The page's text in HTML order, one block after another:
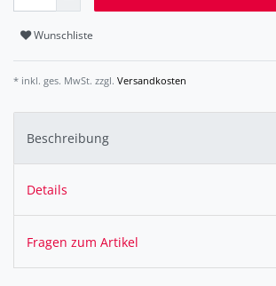
Wunschliste
* inkl. ges. MwSt. zzgl. Versandkosten
Beschreibung
Details
Fragen zum Artikel